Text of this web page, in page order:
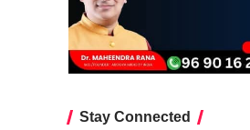
Stay Connected